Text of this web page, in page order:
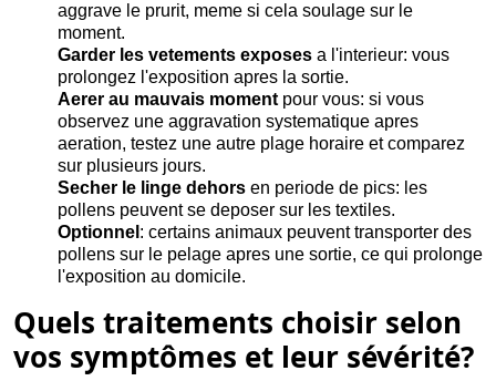
aggrave le prurit, meme si cela soulage sur le
moment.
Garder les vetements exposes a l'interieur: vous
prolongez l'exposition apres la sortie.
Aerer au mauvais moment pour vous: si vous
observez une aggravation systematique apres
aeration, testez une autre plage horaire et comparez
sur plusieurs jours.
Secher le linge dehors en periode de pics: les
pollens peuvent se deposer sur les textiles.
Optionnel : certains animaux peuvent transporter des
pollens sur le pelage apres une sortie, ce qui prolonge
l'exposition au domicile.
Quels traitements choisir selon
vos symptômes et leur sévérité?